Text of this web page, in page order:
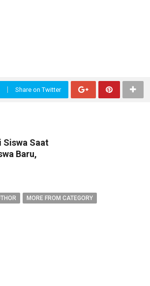
Share on Twitter
Siswa Saat
Baru,
MORE FROM CATEGORY